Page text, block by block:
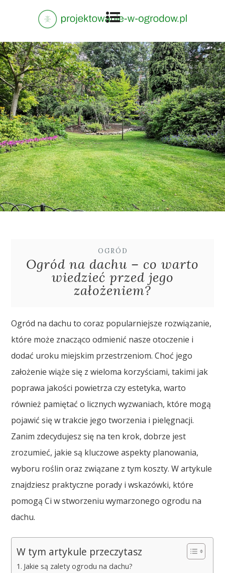
OGRÓD
Ogród na dachu – co warto
wiedzieć przed jego
założeniem?
Ogród na dachu to coraz popularniejsze rozwiązanie,
które może znacząco odmienić nasze otoczenie i
dodać uroku miejskim przestrzeniom. Choć jego
założenie wiąże się z wieloma korzyściami, takimi jak
poprawa jakości powietrza czy estetyka, warto
również pamiętać o licznych wyzwaniach, które mogą
pojawić się w trakcie jego tworzenia i pielęgnacji.
Zanim zdecydujesz się na ten krok, dobrze jest
zrozumieć, jakie są kluczowe aspekty planowania,
wyboru roślin oraz związane z tym koszty. W artykule
znajdziesz praktyczne porady i wskazówki, które
pomogą Ci w stworzeniu wymarzonego ogrodu na
dachu.
W tym artykule przeczytasz
Jakie są zalety ogrodu na dachu?